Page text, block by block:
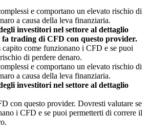
e comportano un elevato rischio di
a causa della leva finanziaria.
investitori nel settore al dettaglio
trading di CFD con questo provider.
come funzionano i CFD e se puoi
di perdere denaro.
e comportano un elevato rischio di
a causa della leva finanziaria.
investitori nel settore al dettaglio
con questo provider. Dovresti valutare se
i CFD e se puoi permetterti di correre il